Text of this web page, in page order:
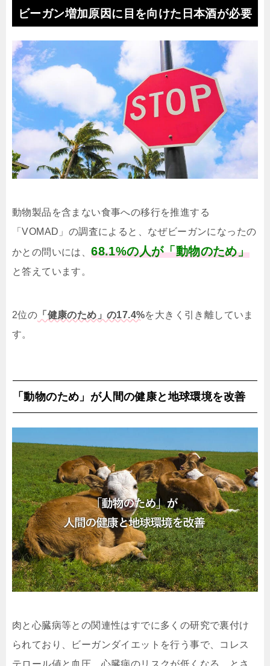
ビーガン増加原因に目を向けた日本酒が必要
動物製品を含まない食事への移行を推進する
「VOMAD」の調査によると、なぜビーガンになったの
かとの問いには、68.1%の人が「動物のため」
と答えています。
2位の 「健康のため」の17.4%を大きく引き離していま
す。
「動物のため」が人間の健康と地球環境を改善
肉と心臓病等との関連性はすでに多くの研究で裏付け
られており、ビーガンダイエットを行う事で、コレス
テロール値と血圧、心臓病のリスクが低くなる、とさ